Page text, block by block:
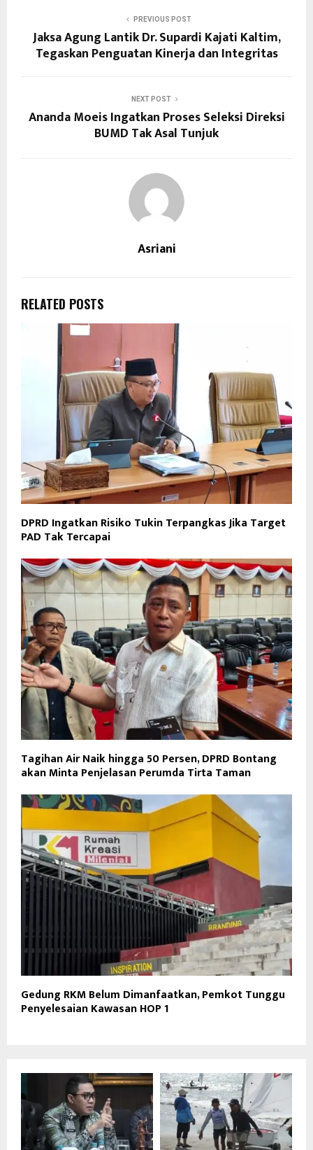
PREVIOUS POST
Jaksa Agung Lantik Dr. Supardi Kajati Kaltim,
Tegaskan Penguatan Kinerja dan Integritas
NEXT POST
Ananda Moeis Ingatkan Proses Seleksi Direksi
BUMD Tak Asal Tunjuk
Asriani
RELATED POSTS
DPRD Ingatkan Risiko Tukin Terpangkas Jika Target
PAD Tak Tercapai
Tagihan Air Naik hingga 50 Persen, DPRD Bontang
akan Minta Penjelasan Perumda Tirta Taman
Gedung RKM Belum Dimanfaatkan, Pemkot Tunggu
Penyelesaian Kawasan HOP 1